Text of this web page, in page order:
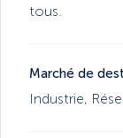
tous.
Marché de
Industrie,